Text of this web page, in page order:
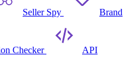
Seller Spy Brand
Checker
API